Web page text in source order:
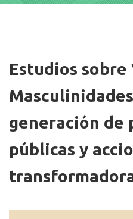
Estudios sobre
generación de
públicas y